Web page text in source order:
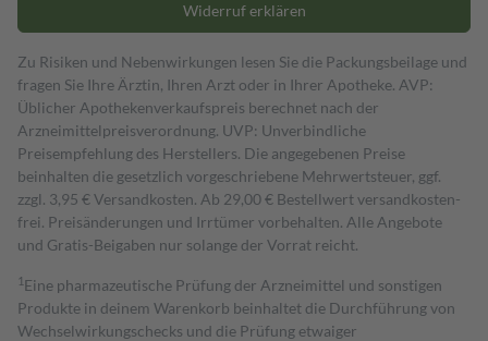
Widerruf erklären
Zu Risiken und Nebenwirkungen lesen Sie die Packungsbeilage und
fragen Sie Ihre Ärztin, Ihren Arzt oder in Ihrer Apotheke. AVP:
Üblicher Apothekenverkaufspreis berechnet nach der
Arzneimittelpreisverordnung. UVP: Unverbindliche
Preisempfehlung des Herstellers. Die angegebenen Preise
beinhalten die gesetzlich vorgeschriebene Mehrwertsteuer, ggf.
zzgl. 3,95 € Versandkosten. Ab 29,00 € Bestell­wert versand­kosten­
frei. Preisänderungen und Irrtümer vorbehalten. Alle Angebote
und Gratis-Beigaben nur solange der Vorrat reicht.
1 Eine pharmazeutische Prüfung der Arzneimittel und sonstigen
Produkte in deinem Warenkorb beinhaltet die Durchführung von
Wechselwirkungschecks und die Prüfung etwaiger